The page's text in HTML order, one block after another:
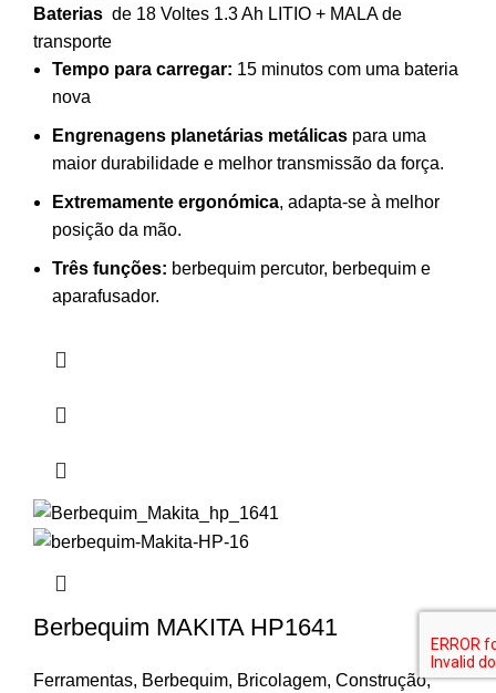
Baterias de 18 Voltes 1.3 Ah LITIO + MALA de
transporte
Tempo para carregar: 15 minutos com uma bateria
nova
Engrenagens planetárias metálicas para uma
maior durabilidade e melhor transmissão da força.
Extremamente ergonómica, adapta-se à melhor
posição da mão.
Três funções: berbequim percutor, berbequim e
aparafusador.
Berbequim MAKITA HP1641
Ferramentas, Berbequim, Bricolagem, Construção,